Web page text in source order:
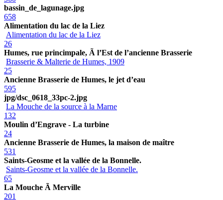
bassin_de_lagunage.jpg
658
Alimentation du lac de la Liez
Alimentation du lac de la Liez
26
Humes, rue princimpale, Ã l’Est de l’ancienne Brasserie
Brasserie & Malterie de Humes, 1909
25
Ancienne Brasserie de Humes, le jet d’eau
595
jpg/dsc_0618_33pc-2.jpg
La Mouche de la source à la Marne
132
Moulin d’Engrave - La turbine
24
Ancienne Brasserie de Humes, la maison de maître
531
Saints-Geosme et la vallée de la Bonnelle.
Saints-Geosme et la vallée de la Bonnelle.
65
La Mouche Ã Merville
201